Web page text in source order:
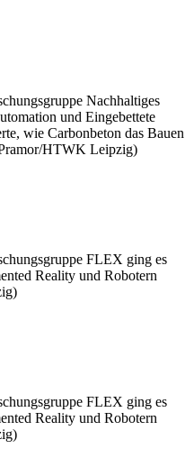
Nachhaltiges
und Eingebettete
wie Carbonbeton das Bauen
HTWK Leipzig)
FLEX ging es
Reality und Robotern
FLEX ging es
Reality und Robotern